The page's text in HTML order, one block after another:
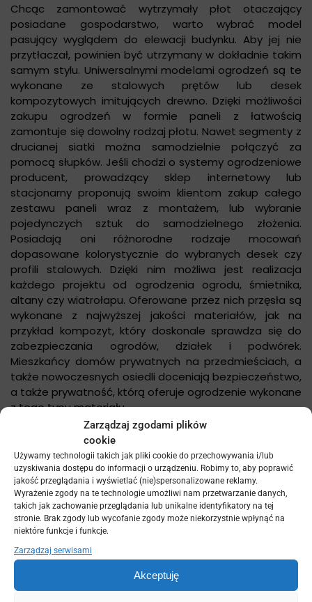
Zarządzaj zgodami plików
cookie
Używamy technologii takich jak pliki cookie do przechowywania i/lub
uzyskiwania dostępu do informacji o urządzeniu. Robimy to, aby poprawić
jakość przeglądania i wyświetlać (nie)spersonalizowane reklamy.
Wyrażenie zgody na te technologie umożliwi nam przetwarzanie danych,
takich jak zachowanie przeglądania lub unikalne identyfikatory na tej
stronie. Brak zgody lub wycofanie zgody może niekorzystnie wpłynąć na
niektóre funkcje i funkcje.
Zarządzaj serwisami
Akceptuję
Chcąc zamontować wytrzymały płot otaczający
posiadane gospodarstwo, warto wybrać model
pasujący wyglądem do elewacji budynku. Aby jej nie
przytłaczał, powinien być utrzymany w dokładnie takim
samym stylu. Uniwersalnymi modelami ogrodzeń są te
wykonane ze stalowych prętów lub desek
kompozytowych imitujących drewno. Dzięki możliwości
zakupu ogrodzeń w formie paneli z łatwością
zamontuje się dowolny rodzaj płotu. Nawet segmenty z
drucianej siatki można samodzielnie połączyć za
pomocą słupków. Jeśli chodzi o systemy ogrodzeniowe
producent, prowadzący sklep internetowy lub
stacjonarny proponują swoim klientom zakup całego
zestawu paneli wraz z montażem, lub wybranie
pojedynczych sztuk do samodzielnego złożenia.
Posiadają oni różnorodne rodzaje mocowań
dopasowane kolorystycznie do wybranych desek czy
profili stalowych. Dzięki nim możliwa jest realizacja
każdego projektu od ogrodzenia ogrodu, śmietnika,
altany czy wiatrołapu. Oferowane przez nich przęsła są
wykonane z najwyższej jakości materiałów, jak na
przykład kompozyt, który doskonale sprawdza się do
zabezpieczania ogrodów, działek i podwórek.
Mieszkańcy domów prywatnych na przedmieściach, a
także nowoczesnych osiedli doceniają bezpieczeństwo,
a także prywatność, którą oferuje ogrodzenie wykonane
z tego typu materiału.
Deski ogrodzeniowe wykonane z kompozytu
naturalnego surowca, ponieważ jest od niego dużo
wytrzymalsze, a w wielu przypadkach jest wręcz nie do
odróżnienia. Nie zniszczy się pod wpływem warunków
pogodowych, a dodatkowo zamontowanie wykonanych
z niego paneli daje dużo więcej kameralności niż płoty
wykonane ze stalowych prętów czy betonu. Montaż
profili kompozytowych jest niezwykle łatwy, a
utrzymanie ich estetycznego wyglądu również nie
wymaga dużego nakładu pracy i pieniędzy. Nie będą się